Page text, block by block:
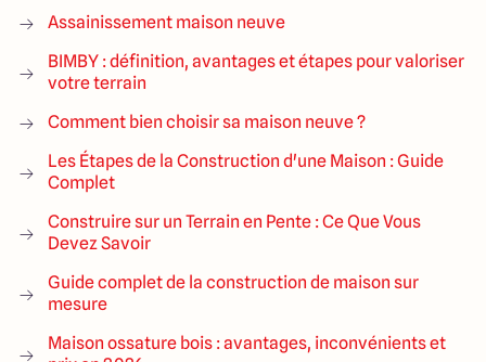
Assainissement maison neuve
BIMBY : définition, avantages et étapes pour valoriser
votre terrain
Comment bien choisir sa maison neuve ?
Les Étapes de la Construction d'une Maison : Guide
Complet
Construire sur un Terrain en Pente : Ce Que Vous
Devez Savoir
Guide complet de la construction de maison sur
mesure
Maison ossature bois : avantages, inconvénients et